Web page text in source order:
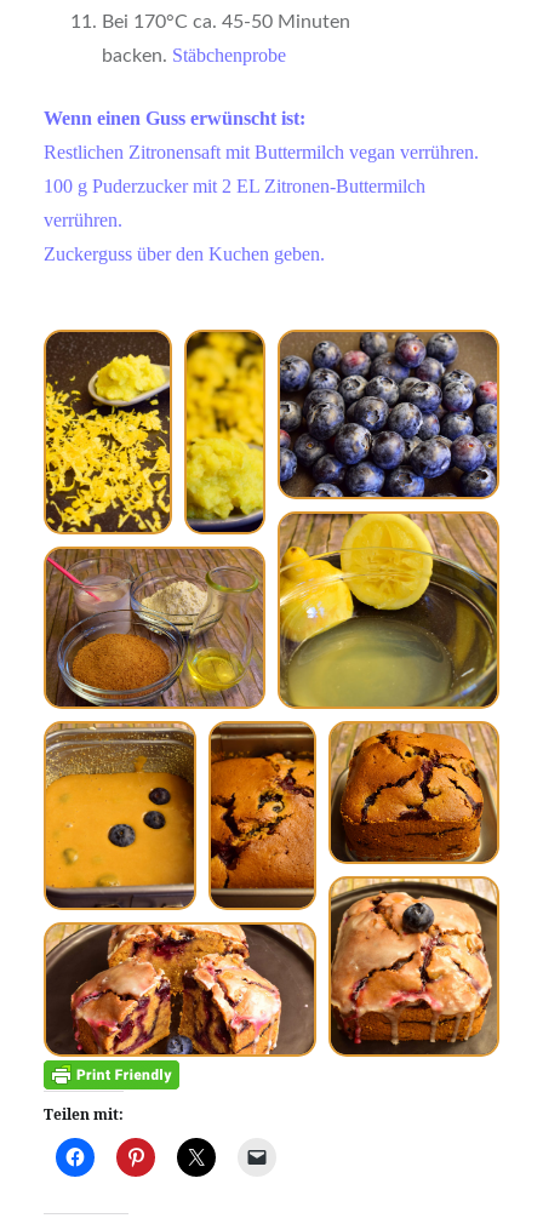
Bei 170°C ca. 45-50 Minuten
backen. Stäbchenprobe
Wenn einen Guss erwünscht ist:
Restlichen Zitronensaft mit Buttermilch vegan verrühren.
100 g Puderzucker mit 2 EL Zitronen-Buttermilch
verrühren.
Zuckerguss über den Kuchen geben.
Teilen mit: